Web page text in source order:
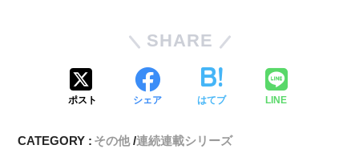
SHARE
ポスト シェア はてブ LINE
CATEGORY : その他 連続連載シリーズ